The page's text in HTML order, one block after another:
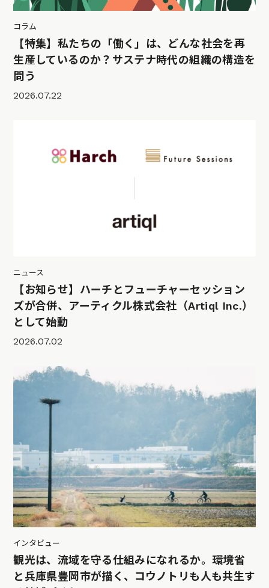
コラム
【特集】私たちの「働く」は、どんな社会を再
生産しているのか？サステナ時代の組織の構造を
問う
2026.07.22
ニュース
【お知らせ】ハーチとフューチャーセッション
ズが合併、アーティクル株式会社（Artiql Inc.）
として始動
2026.07.02
インタビュー
観光は、流域を守る仕組みになれるか。環境省
と兵庫県豊岡市が描く、コウノトリも人も共生す